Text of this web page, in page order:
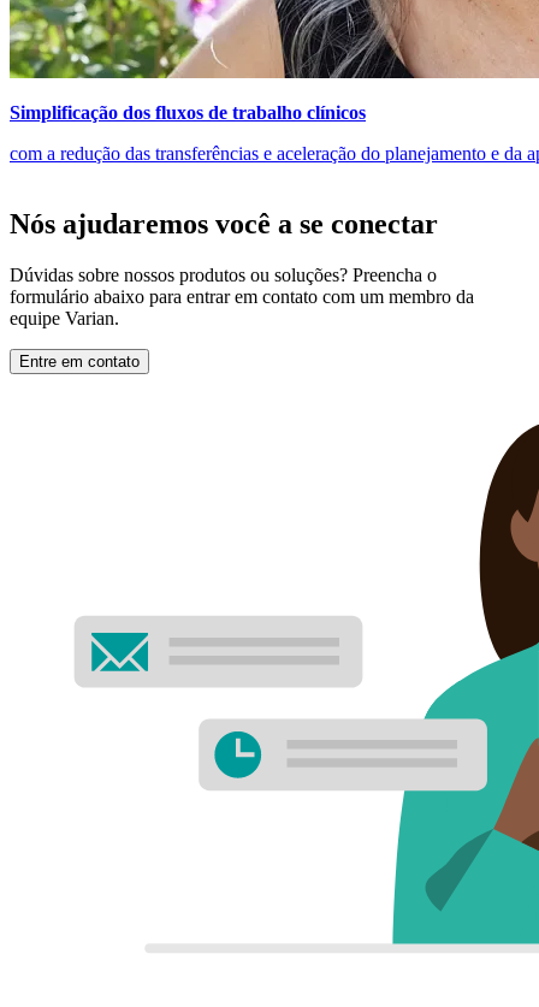
Simplificação dos fluxos de trabalho clínicos
com a redução das transferências e aceleração do planejamento e da
Nós ajudaremos você a se conectar
Dúvidas sobre nossos produtos ou soluções? Preencha o
formulário abaixo para entrar em contato com um membro da
equipe Varian.
Entre em contato